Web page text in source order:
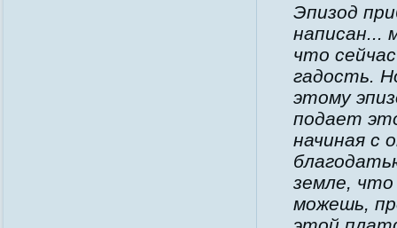
Эпизод
написан...
что
гадость.
этому
подает
начиная с
земле,
можешь,